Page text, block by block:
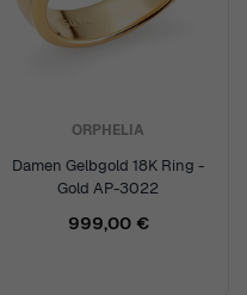
ORPHELIA
Damen Gelbgold 18K Ring -
Gold AP-3022
999,00 €